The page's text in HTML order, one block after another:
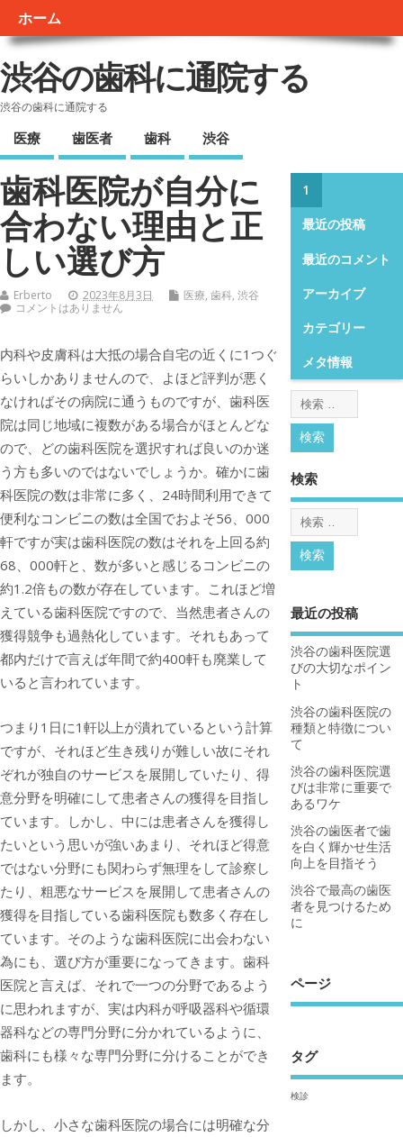
ホーム
渋谷の歯科に通院する
渋谷の歯科に通院する
医療 歯医者 歯科 渋谷
歯科医院が自分に
合わない理由と正
しい選び方
Erberto 2023年8月3日 医療, 歯科, 渋谷
コメントはありません
内科や皮膚科は大抵の場合自宅の近くに1つぐ
らいしかありませんので、よほど評判が悪く
なければその病院に通うものですが、歯科医
院は同じ地域に複数がある場合がほとんどな
ので、どの歯科医院を選択すれば良いのか迷
う方も多いのではないでしょうか。 確かに歯
科医院の数は非常に多く、24時間利用できて
便利なコンビニの数は全国でおよそ56、000
軒ですが実は歯科医院の数はそれを上回る約
68、000軒と、数が多いと感じるコンビニの
約1.2倍もの数が存在しています。これほど増
えている歯科医院ですので、当然患者さんの
獲得競争も過熱化しています。それもあって
都内だけで言えば年間で約400軒も廃業して
いると言われています。
つまり1日に1軒以上が潰れているという計算
ですが、それほど生き残りが難しい故にそれ
ぞれが独自のサービスを展開していたり、得
意分野を明確にして患者さんの獲得を目指し
ています。しかし、中には患者さんを獲得し
たいという思いが強いあまり、それほど得意
ではない分野にも関わらず無理をして診察し
たり、粗悪なサービスを展開して患者さんの
獲得を目指している歯科医院も数多く存在し
ています。そのような歯科医院に出会わない
為にも、選び方が重要になってきます。歯科
医院と言えば、それで一つの分野であるよう
に思われますが、実は内科が呼吸器科や循環
器科などの専門分野に分かれているように、
歯科にも様々な専門分野に分けることができ
ます。
しかし、小さな歯科医院の場合には明確な分
1
最近の投稿
最近のコメント
アーカイブ
カテゴリー
メタ情報
検索
最近の投稿
渋谷の歯科医院選
びの大切なポイン
ト
渋谷の歯科医院の
種類と特徴につい
て
渋谷の歯科医院選
びは非常に重要で
あるワケ
渋谷の歯医者で歯
を白く輝かせ生活
向上を目指そう
渋谷で最高の歯医
者を見つけるため
に
ページ
タグ
検診